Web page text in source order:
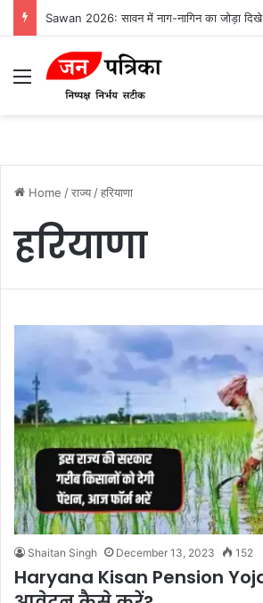
Menu
Home /राज्य /हरियाणा
हरियाणा
Shaitan Singh December 13, 2023 152
Haryana Kisan Pension